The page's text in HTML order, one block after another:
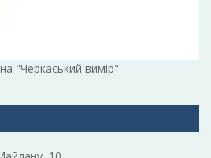
"Черкаський вимір"